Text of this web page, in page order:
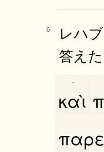
6
レハ
答え
καὶ
-